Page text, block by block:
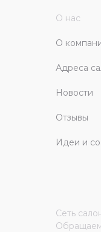
О нас
О
Адреса
Новости
Отзывы
Идеи и
Сеть
Обращаем